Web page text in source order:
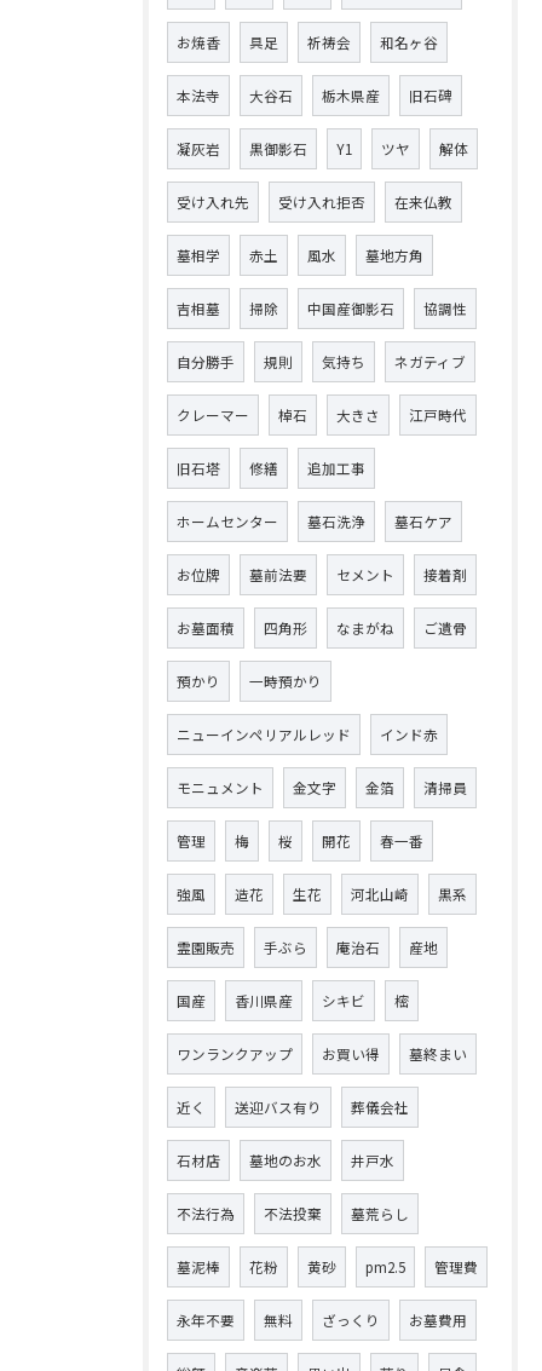
お焼香 具足 祈祷会 和名ヶ谷
本法寺 大谷石 栃木県産 旧石碑
凝灰岩 黒御影石 Y1 ツヤ 解体
受け入れ先 受け入れ拒否 在来仏教
墓相学 赤土 風水 墓地方角
吉相墓 掃除 中国産御影石 協調性
自分勝手 規則 気持ち ネガティブ
クレーマー 棹石 大きさ 江戸時代
旧石塔 修繕 追加工事
ホームセンター 墓石洗浄 墓石ケア
お位牌 墓前法要 セメント 接着剤
お墓面積 四角形 なまがね ご遺骨
預かり 一時預かり
ニューインペリアルレッド インド赤
モニュメント 金文字 金箔 清掃員
管理 梅 桜 開花 春一番
強風 造花 生花 河北山崎 黒系
霊園販売 手ぶら 庵治石 産地
国産 香川県産 シキビ 樒
ワンランクアップ お買い得 墓終まい
近く 送迎バス有り 葬儀会社
石材店 墓地のお水 井戸水
不法行為 不法投棄 墓荒らし
墓泥棒 花粉 黄砂 pm2.5 管理費
永年不要 無料 ざっくり お墓費用